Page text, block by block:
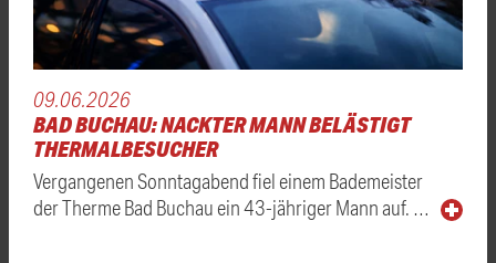
09.06.2026
BAD BUCHAU: NACKTER MANN BELÄSTIGT
THERMALBESUCHER
Vergangenen Sonntagabend fiel einem Bademeister
der Therme Bad Buchau ein 43-jähriger Mann auf. …